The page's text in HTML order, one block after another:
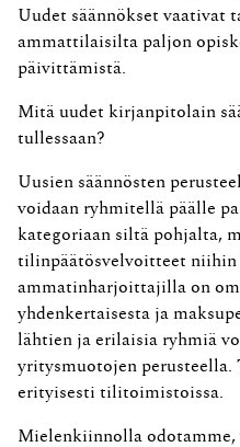
Uudet säännökset vaativat
ammattilaisilta paljon
päivittämistä.
Mitä uudet kirjanpitolain
tullessaan?
Uusien säännösten
voidaan ryhmitellä päälle
kategoriaan siltä pohjalta,
tilinpäätösvelvoitteet
ammatinharjoittajilla on
yhdenkertaisesta ja
lähtien ja erilaisia ryhmiä
yritysmuotojen perusteella.
erityisesti tilitoimistoissa.
Mielenkiinnolla